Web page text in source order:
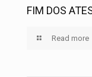
FIM DOS
Read more